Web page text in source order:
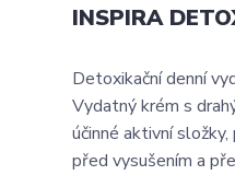
INSPIRA
Detoxikační denní
Vydatný krém s
účinné aktivní
před vysušením a